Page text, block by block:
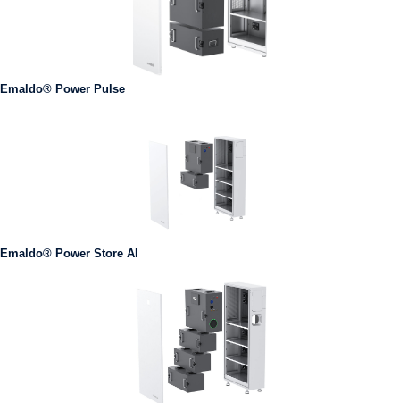
Emaldo® Power Pulse
Emaldo® Power Store AI